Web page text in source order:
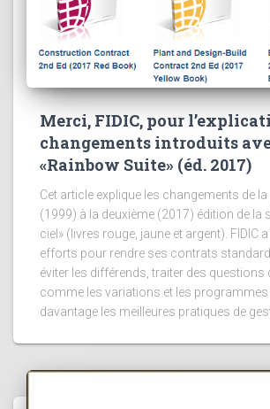
Merci, FIDIC, pour
changements introduits
«Rainbow Suite» (éd. 2017)
Cet article explique les changements de
(1999) à la deuxième (2017) édition de la
ciel» (livres rouge, jaune et argent). FIDIC
efforts pour rendre ses contrats
éviter les différends, traiter des questions
comme les variations et les programmes
davantage les meilleures pratiques de